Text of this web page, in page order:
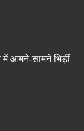
में आमने-सामने भिड़ीं